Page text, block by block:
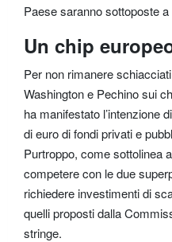
Paese saranno sottoposte
Un chip
Per non rimanere
Washington e Pechino sui
ha manifestato l’intenzione
di euro di fondi privati e
Purtroppo, come sottolinea
competere con le due
richiedere investimenti di
quelli proposti dalla
stringe.